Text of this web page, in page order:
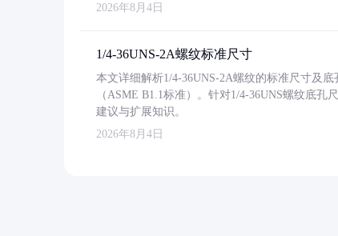
2026年8月4日
1/4-36UNS-2A螺纹标准尺寸
本文详细解析1/4-36UNS-2A螺纹的标准尺寸及
（ASME B1.1标准）。针对1/4-36UNS螺纹底
建议与扩展知识。
2026年8月4日